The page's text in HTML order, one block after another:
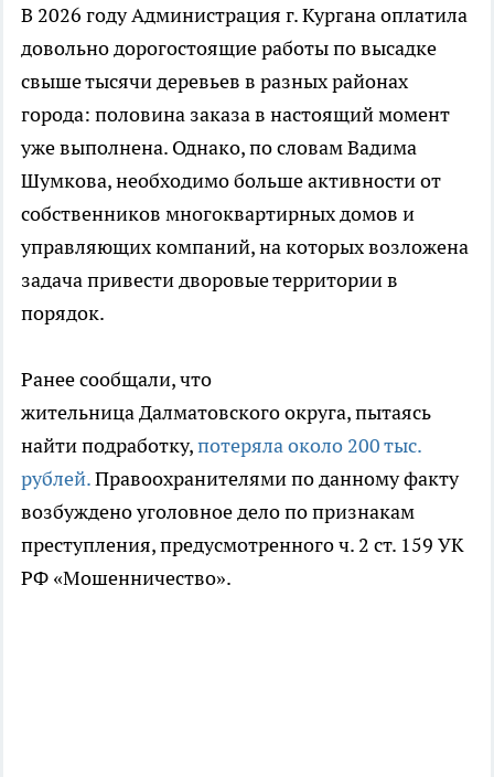
В 2026 году Администрация г. Кургана оплатила
довольно дорогостоящие работы по высадке
свыше тысячи деревьев в разных районах
города: половина заказа в настоящий момент
уже выполнена. Однако, по словам Вадима
Шумкова, необходимо больше активности от
собственников многоквартирных домов и
управляющих компаний, на которых возложена
задача привести дворовые территории в
порядок.
Ранее сообщали, что
жительница Далматовского округа, пытаясь
найти подработку,потеряла около 200 тыс.
рублей.Правоохранителями по данному факту
возбуждено уголовное дело по признакам
преступления, предусмотренного ч. 2 ст. 159 УК
РФ «Мошенничество».